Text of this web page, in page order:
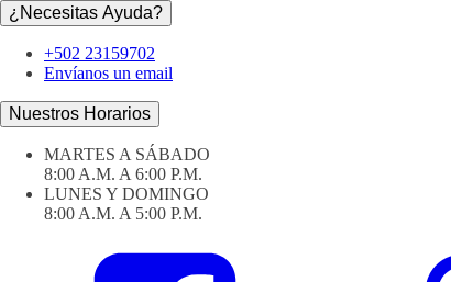
¿Necesitas Ayuda?
+502 23159702
Envíanos un email
Nuestros Horarios
MARTES A SÁBADO
8:00 A.M. A 6:00 P.M.
LUNES Y DOMINGO
8:00 A.M. A 5:00 P.M.